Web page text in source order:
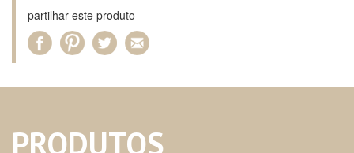
partilhar este produto
PRODUTOS